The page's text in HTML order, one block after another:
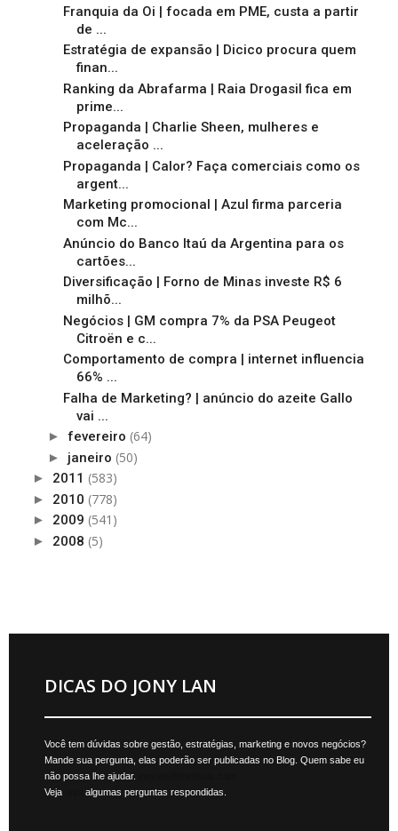
Franquia da Oi | focada em PME, custa a partir
de ...
Estratégia de expansão | Dicico procura quem
finan...
Ranking da Abrafarma | Raia Drogasil fica em
prime...
Propaganda | Charlie Sheen, mulheres e
aceleração ...
Propaganda | Calor? Faça comerciais como os
argent...
Marketing promocional | Azul firma parceria
com Mc...
Anúncio do Banco Itaú da Argentina para os
cartões...
Diversificação | Forno de Minas investe R$ 6
milhõ...
Negócios | GM compra 7% da PSA Peugeot
Citroën e c...
Comportamento de compra | internet influencia
66% ...
Falha de Marketing? | anúncio do azeite Gallo
vai ...
► fevereiro (64)
► janeiro (50)
► 2011 (583)
► 2010 (778)
► 2009 (541)
► 2008 (5)
DICAS DO JONY LAN
Você tem dúvidas sobre gestão, estratégias, marketing e novos negócios?
Mande sua pergunta, elas poderão ser publicadas no Blog. Quem sabe eu
não possa lhe ajudar.
Veja
algumas perguntas respondidas.